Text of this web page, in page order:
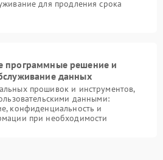
для продления срока
программные решение и
данных
прошивок и инструментов,
данными:
конфиденциальность и
при необходимости